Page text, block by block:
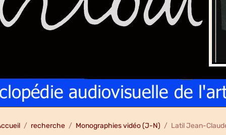
recherche Monographies vidéo (J-N) Latil Jean-